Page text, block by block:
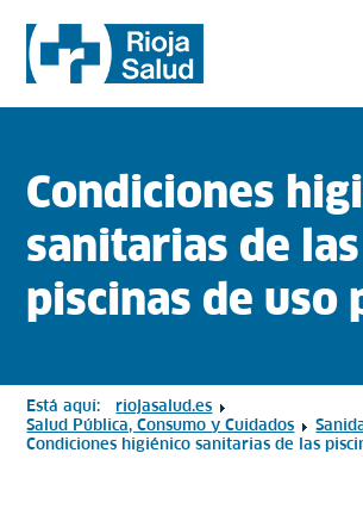
Condiciones
sanitarias de las
piscinas de uso
Está aquí:
riojasalud.es
Salud Pública, Consumo y Cuidados
Condiciones higiénico sanitarias de las